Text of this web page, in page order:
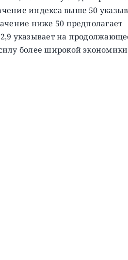
индекса выше 50
ниже 50 предполагает
указывает на
более широкой экономики